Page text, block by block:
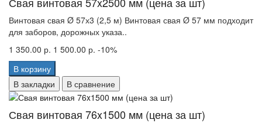
Винтовая свая Ø 57х3 (2,5 м) Винтовая свая Ø 57 мм подходит
для заборов, дорожных указа..
1 350.00 р. 1 500.00 р. -10%
В корзину
В закладки
В сравнение
Свая винтовая 76x1500 мм (цена за шт)